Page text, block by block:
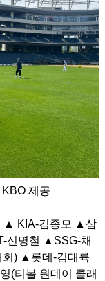
제공
▲ KIA-김종모 ▲삼
신명철 ▲SSG-채
회) ▲롯데-김대륙
(티볼 원데이 클래